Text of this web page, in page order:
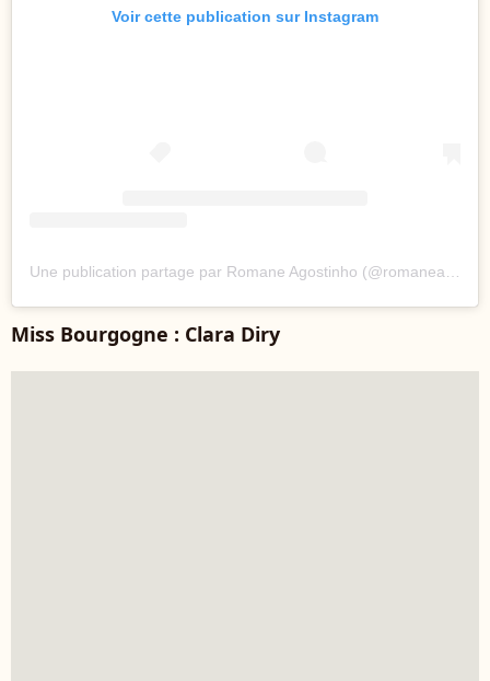
Voir cette publication sur Instagram
Une publication partage par Romane Agostinho (@romaneagostinho)
Miss Bourgogne : Clara Diry